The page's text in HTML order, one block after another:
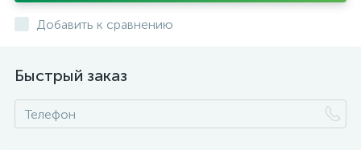
Добавить к сравнению
Быстрый заказ